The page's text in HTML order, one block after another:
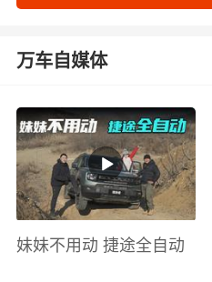
万车自媒体
妹妹不用动 捷途全自动